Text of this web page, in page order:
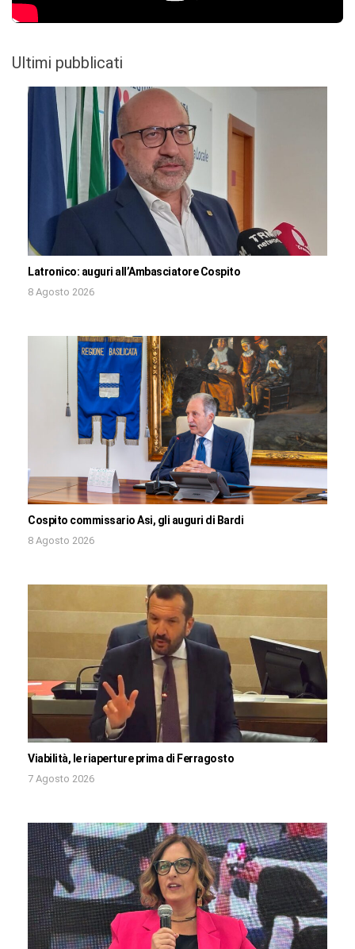
Ultimi pubblicati
Latronico: auguri all’Ambasciatore Cospito
8 Agosto 2026
Cospito commissario Asi, gli auguri di Bardi
8 Agosto 2026
Viabilità, le riaperture prima di Ferragosto
7 Agosto 2026